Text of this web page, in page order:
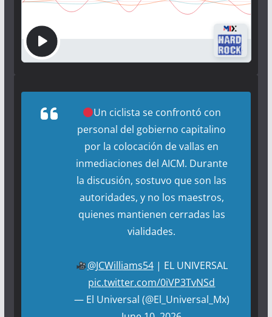
Un ciclista se confrontó con
personal del gobierno capitalino
por la colocación de vallas en
inmediaciones del AICM. Durante
la discusión, sostuvo que son las
autoridades, y no los maestros,
quienes mantienen cerradas las
vialidades.
@JCWilliams54| EL UNIVERSAL
pic.twitter.com/0iVP3TvNSd
— El Universal (@El_Universal_Mx)